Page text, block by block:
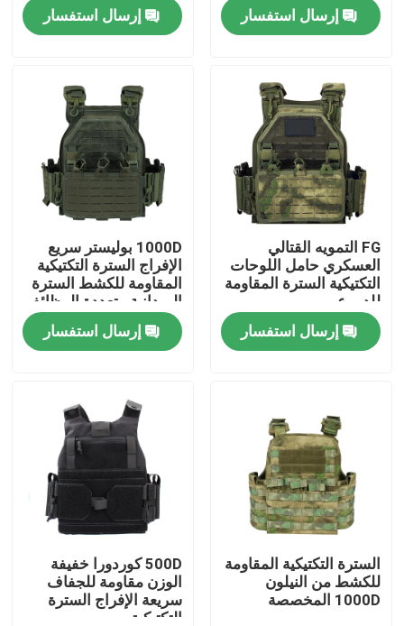
مسكن
منتجات
معلومات عنا
جولة في المعمل
مراقبة الجودة
اطلب اقتباس
الزي العسكري القتالي
زي التمويه العسكري
إرسال استفسار
إرسال استفسار
FG التمويه القتالي
العسكري حامل اللوحات
التكتيكية السترة المقاومة
للدموع
إرسال استفسار
1000D بوليستر سريع
الإفراج السترة التكتيكية
المقاومة للكشط السترة
الميدانية متعددة الوظائف
إرسال استفسار
السترة التكتيكية المقاومة
للكشط من النيلون
1000D المخصصة
500D كوردورا خفيفة
الوزن مقاومة للجفاف
سريعة الإفراج السترة
التكتيكية